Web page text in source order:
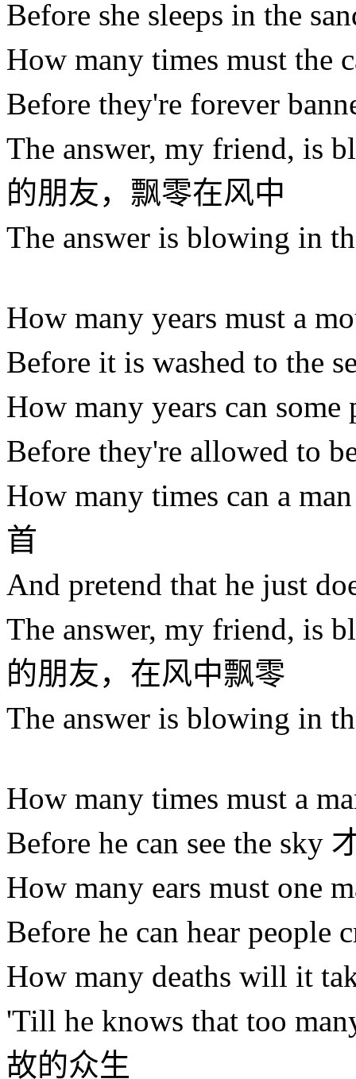
Before she sleeps in the
How many times must
Before they're forever
The answer, my friend, is
的朋友，飘零在风中
The answer is blowing in
How many years must a
Before it is washed to the
How many years can
Before they're allowed to
How many times can a
首
And pretend that he just
The answer, my friend, is
的朋友，在风中飘零
The answer is blowing in
How many times must a
Before he can see the sky
How many ears must one
Before he can hear
How many deaths will it
'Till he knows that too
故的众生